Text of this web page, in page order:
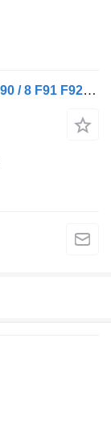
18327856827 catalizador para BMW 5 F90 / 8 F91 F92 / X5 F95 / X6 F96 coche